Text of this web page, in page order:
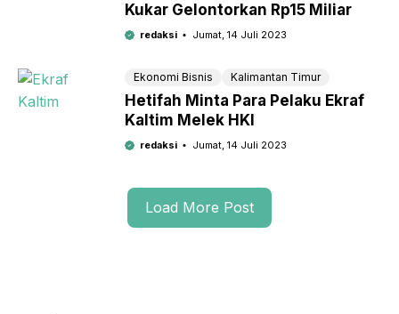
Kukar Gelontorkan Rp15 Miliar
redaksi Jumat, 14 Juli 2023
Ekonomi Bisnis Kalimantan Timur
Hetifah Minta Para Pelaku Ekraf
Kaltim Melek HKI
redaksi Jumat, 14 Juli 2023
Load More Post